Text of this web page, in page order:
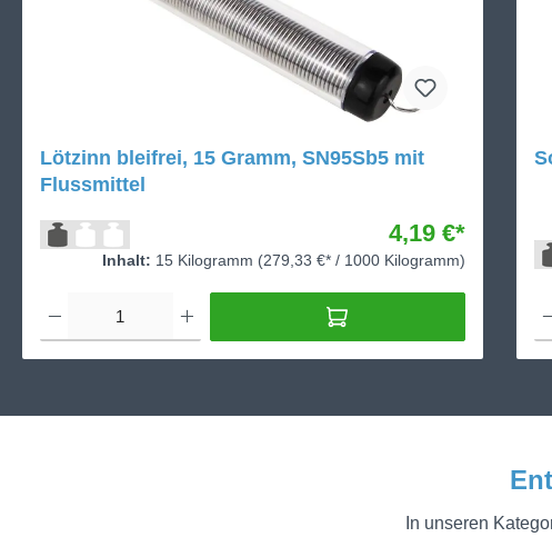
Lötzinn bleifrei, 15 Gramm, SN95Sb5 mit
Flussmittel
4,19 €*
Inhalt: 15 Kilogramm (279,33 €* / 1000 Kilogramm)
In unseren